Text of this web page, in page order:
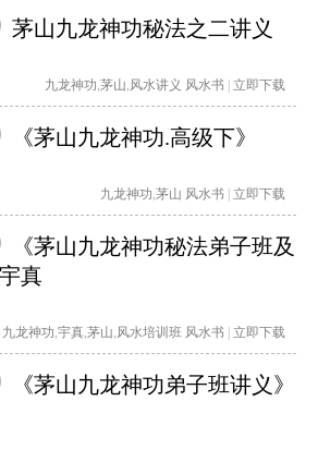
茅山九龙神功秘法之二讲义
九龙神功,茅山,风水讲义 风水书 立即下载
《茅山九龙神功.高级下》
九龙神功,茅山 风水书 立即下载
《茅山九龙神功秘法弟子班及
真
九龙神功,宇真,茅山,风水培训班 风水书 立即下载
《茅山九龙神功弟子班讲义》